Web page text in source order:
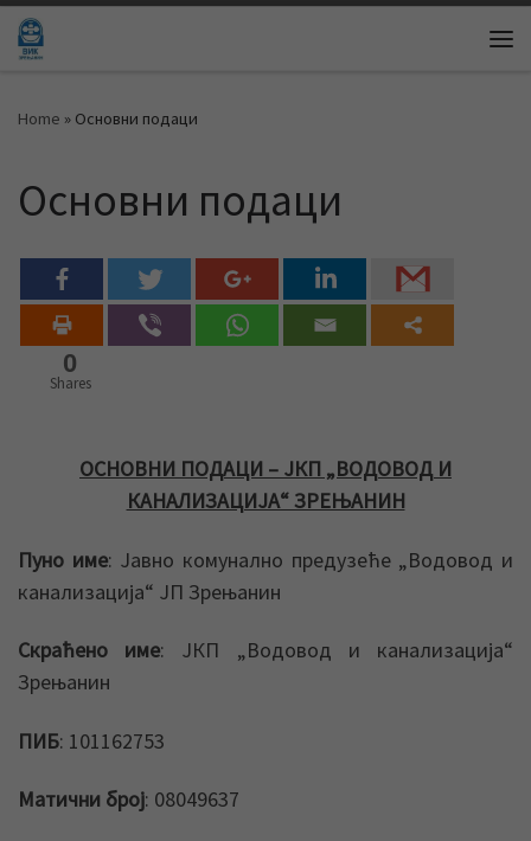
Skip to content
Home » Основни подаци
Основни подаци
0
Shares
ОСНОВНИ ПОДАЦИ – ЈКП „ВОДОВОД И
КАНАЛИЗАЦИЈА“ ЗРЕЊАНИН
Пуно име: Јавно комунално предузеће „Водовод и
канализација“ ЈП Зрењанин
Скраћено име: ЈКП „Водовод и канализација“
Зрењанин
ПИБ: 101162753
Матични број: 08049637